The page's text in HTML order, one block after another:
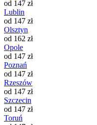
od 147 zł
Lublin
od 147 zł
Olsztyn
od 162 zł
Opole
od 147 zł
Poznań
od 147 zł
Rzeszów
od 147 zł
Szczecin
od 147 zł
Toruń